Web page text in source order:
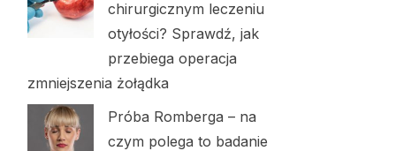
chirurgicznym leczeniu
otyłości? Sprawdź, jak
przebiega operacja
zmniejszenia żołądka
Próba Romberga – na
czym polega to badanie